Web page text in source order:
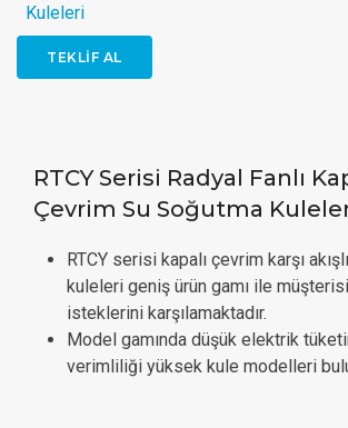
Kuleleri
TEKLIF AL
RTCY Serisi Radyal Fanlı
Çevrim Su Soğutma
RTCY serisi kapalı çevrim karşı
kuleleri geniş ürün gamı ile
isteklerini karşılamaktadır.
Model gamında düşük elektrik
verimliliği yüksek kule modelleri